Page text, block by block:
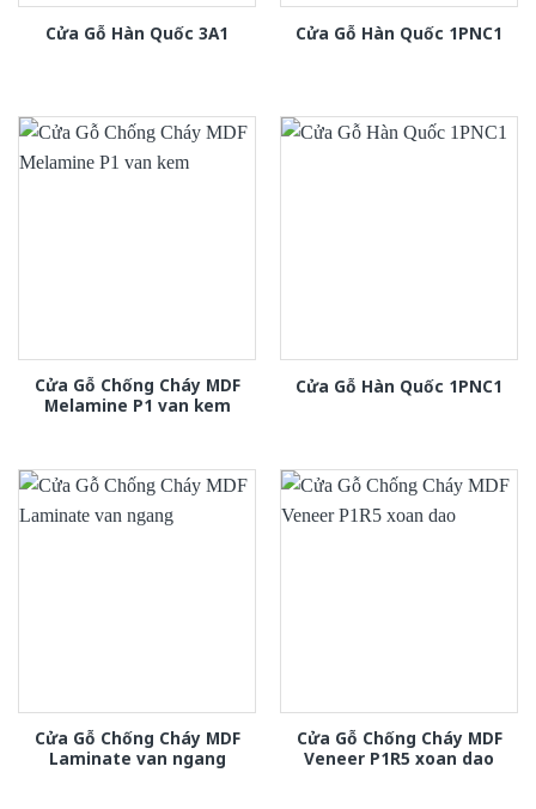
Cửa Gỗ Hàn Quốc 3A1 Cửa Gỗ Hàn Quốc 1PNC1
Cửa Gỗ Chống Cháy MDF
Melamine P1 van kem
Cửa Gỗ Hàn Quốc 1PNC1
Cửa Gỗ Chống Cháy MDF
Laminate van ngang
Cửa Gỗ Chống Cháy MDF
Veneer P1R5 xoan dao